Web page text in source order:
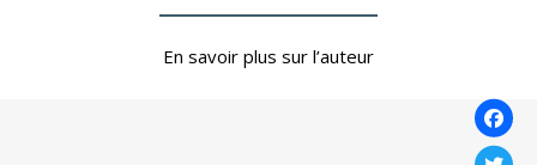
En savoir plus sur l’auteur